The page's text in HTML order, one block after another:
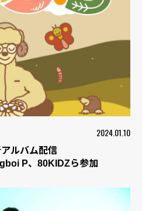
2024.01.10
アルバム配信
P、80KIDZら参加